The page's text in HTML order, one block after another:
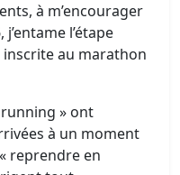
à m’encourager
l’étape
inscrite au marathon
» ont
à un moment
reprendre en